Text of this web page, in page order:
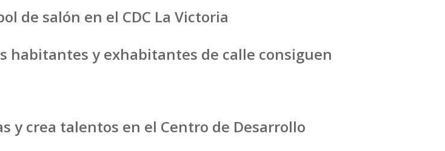
de salón en el CDC La Victoria
habitantes y exhabitantes de calle consiguen
y crea talentos en el Centro de Desarrollo